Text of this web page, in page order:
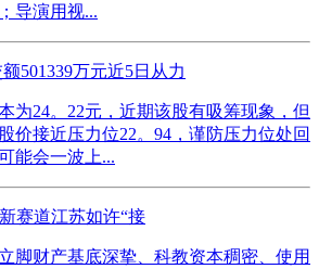
导演用视...
501339万元近5日从力
为24。22元，近期该股有吸筹现象，但
价接近压力位22。94，谨防压力位处回
能会一波上...
赛道江苏如许“接
脚财产基底深挚、科教资本稠密、使用